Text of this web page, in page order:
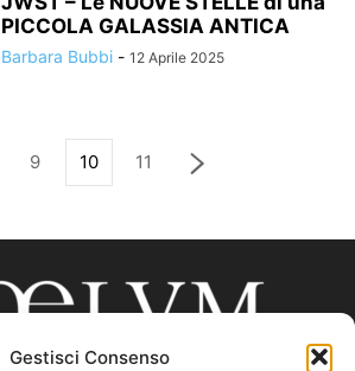
Gestisci Consenso
PICCOLA GALASSIA ANTICA
Barbara Bubbi - 12 Aprile 2025
9 10 11